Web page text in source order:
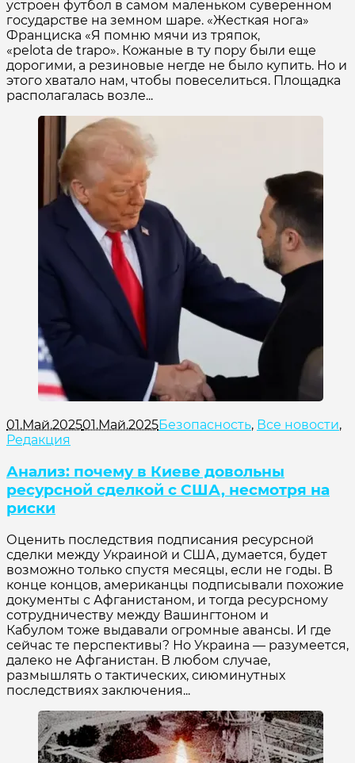
устроен футбол в самом маленьком суверенном
государстве на земном шаре. «Жесткая нога»
Франциска «Я помню мячи из тряпок,
«pelota de trapo». Кожаные в ту пору были еще
дорогими, а резиновые негде не было купить. Но и
этого хватало нам, чтобы повеселиться. Площадка
располагалась возле...
01.Май.202501.Май.2025Безопасность, Все новости,
Редакция
Анализ: почему в Киеве довольны
ресурсной сделкой с США, несмотря на
риски
Оценить последствия подписания ресурсной
сделки между Украиной и США, думается, будет
возможно только спустя месяцы, если не годы. В
конце концов, американцы подписывали похожие
документы с Афганистаном, и тогда ресурсному
сотрудничеству между Вашингтоном и
Кабулом тоже выдавали огромные авансы. И где
сейчас те перспективы? Но Украина — разумеется,
далеко не Афганистан. В любом случае,
размышлять о тактических, сиюминутных
последствиях заключения...